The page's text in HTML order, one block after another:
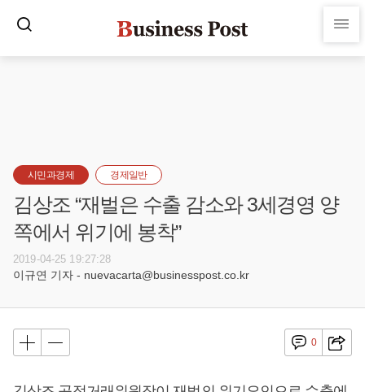
시민과경제 경제일반
김상조 “재벌은 수출 감소와 3세경영 양
쪽에서 위기에 봉착”
2019-04-25 19:27:28
이규연 기자 - nuevacarta@businesspost.co.kr
0